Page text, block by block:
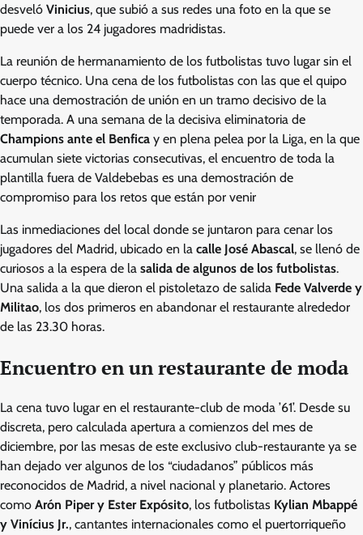
desveló Vinicius, que subió a sus redes una foto en la que se
puede ver a los 24 jugadores madridistas.
La reunión de hermanamiento de los futbolistas tuvo lugar sin el
cuerpo técnico. Una cena de los futbolistas con las que el quipo
hace una demostración de unión en un tramo decisivo de la
temporada. A una semana de la decisiva eliminatoria de
Champions ante el Benfica y en plena pelea por la Liga, en la que
acumulan siete victorias consecutivas, el encuentro de toda la
plantilla fuera de Valdebebas es una demostración de
compromiso para los retos que están por venir
Las inmediaciones del local donde se juntaron para cenar los
jugadores del Madrid, ubicado en la calle José Abascal, se llenó de
curiosos a la espera de la salida de algunos de los futbolistas.
Una salida a la que dieron el pistoletazo de salida Fede Valverde y
Militao, los dos primeros en abandonar el restaurante alrededor
de las 23.30 horas.
Encuentro en un restaurante de moda
La cena tuvo lugar en el restaurante-club de moda ’61’. Desde su
discreta, pero calculada apertura a comienzos del mes de
diciembre, por las mesas de este exclusivo club-restaurante ya se
han dejado ver algunos de los “ciudadanos” públicos más
reconocidos de Madrid, a nivel nacional y planetario. Actores
como Arón Piper y Ester Expósito, los futbolistas Kylian Mbappé
y Vinícius Jr., cantantes internacionales como el puertorriqueño